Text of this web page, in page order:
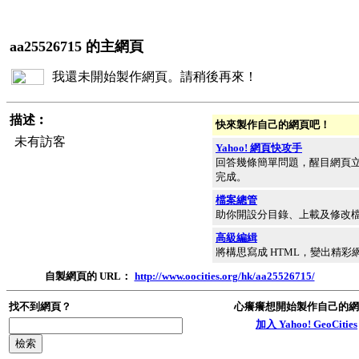
aa25526715 的主網頁
我還未開始製作網頁。請稍後再來！
描述︰
未有訪客
快來製作自己的網頁吧！
Yahoo! 網頁快攻手
回答幾條簡單問題，醒目網頁
完成。
檔案總管
助你開設分目錄、上載及修改
高級編緝
將構思寫成 HTML，變出精彩
自製網頁的 URL： http://www.oocities.org/hk/aa25526715/
找不到網頁？
心癢癢想開始製作自己的
加入 Yahoo! GeoCities